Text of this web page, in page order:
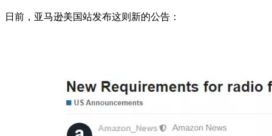
日前，亚马逊美国站发布这则新的公告：